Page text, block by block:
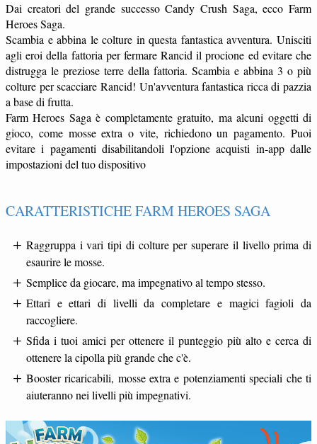
Dai creatori del grande successo Candy Crush Saga, ecco Farm
Heroes Saga.
Scambia e abbina le colture in questa fantastica avventura. Unisciti
agli eroi della fattoria per fermare Rancid il procione ed evitare che
distrugga le preziose terre della fattoria. Scambia e abbina 3 o più
colture per scacciare Rancid! Un'avventura fantastica ricca di pazzia
a base di frutta.
Farm Heroes Saga è completamente gratuito, ma alcuni oggetti di
gioco, come mosse extra o vite, richiedono un pagamento. Puoi
evitare i pagamenti disabilitandoli l'opzione acquisti in-app dalle
impostazioni del tuo dispositivo
CARATTERISTICHE FARM HEROES SAGA
Raggruppa i vari tipi di colture per superare il livello prima di
esaurire le mosse.
Semplice da giocare, ma impegnativo al tempo stesso.
Ettari e ettari di livelli da completare e magici fagioli da
raccogliere.
Sfida i tuoi amici per ottenere il punteggio più alto e cerca di
ottenere la cipolla più grande che c'è.
Booster ricaricabili, mosse extra e potenziamenti speciali che ti
aiuteranno nei livelli più impegnativi.